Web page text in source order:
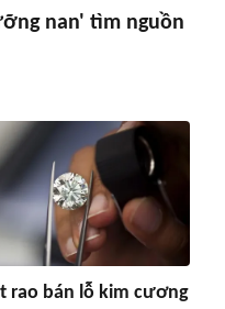
nan' tìm nguồn
rao bán lỗ kim cương